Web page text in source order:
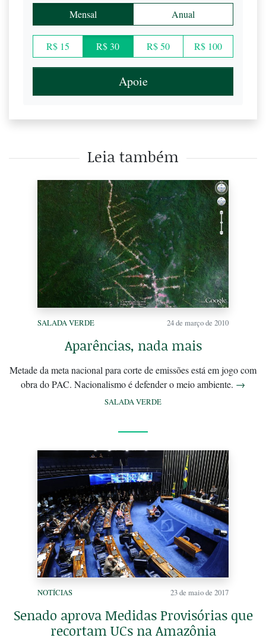
Mensal Anual
R$ 15 R$ 30 R$ 50 R$ 100
Apoie
Leia também
SALADA VERDE 24 de março de 2010
Aparências, nada mais
Metade da meta nacional para corte de emissões está em jogo com
obra do PAC. Nacionalismo é defender o meio ambiente. →
SALADA VERDE
NOTÍCIAS 23 de maio de 2017
Senado aprova Medidas Provisórias que
recortam UCs na Amazônia